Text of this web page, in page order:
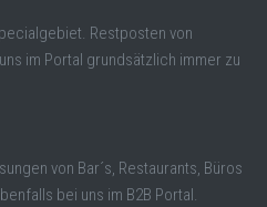
Restposten von
im Portal grundsätzlich immer zu
von Bar´s, Restaurants, Büros
bei uns im B2B Portal.